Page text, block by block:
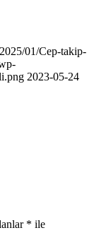
01/Cep-takip-
2023-05-24
* ile